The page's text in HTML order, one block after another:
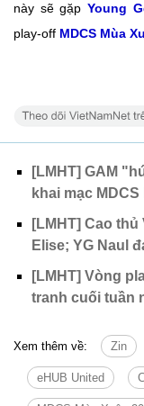
này sẽ gặp Young
play-off MDCS Mùa
[LMHT] GAM
khai mạc
[LMHT] Cao
Elise; YG Naul
[LMHT] Vòng
tranh cuối tuần
Xem thêm về: Zin
eHUB United